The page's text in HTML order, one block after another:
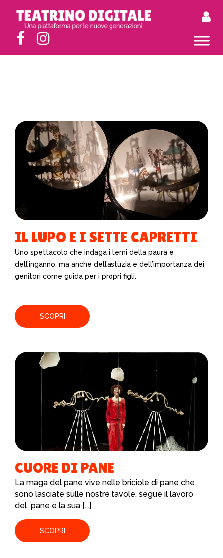
IL LUPO E I SETTE CAPRETTI
Uno spettacolo che indaga i temi della paura e
dell’inganno, ma anche dell’astuzia e dell’importanza dei
genitori come guida per i propri figli.
SCOPRI
CUORE DI PANE
La maga del pane vive nelle briciole di pane che
sono lasciate sulle nostre tavole, segue il lavoro
del pane e la sua [...]
SCOPRI